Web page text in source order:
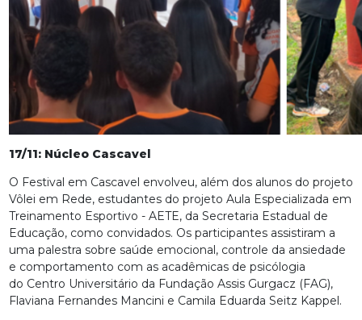
17/11: Núcleo Cascavel
O Festival em Cascavel envolveu, além dos alunos do projeto
Vôlei em Rede, estudantes do projeto Aula Especializada em
Treinamento Esportivo - AETE, da Secretaria Estadual de
Educação, como convidados. Os participantes assistiram a
uma palestra sobre saúde emocional, controle da ansiedade
e comportamento com as acadêmicas de psicólogia
do Centro Universitário da Fundação Assis Gurgacz (FAG),
Flaviana Fernandes Mancini e Camila Eduarda Seitz Kappel.